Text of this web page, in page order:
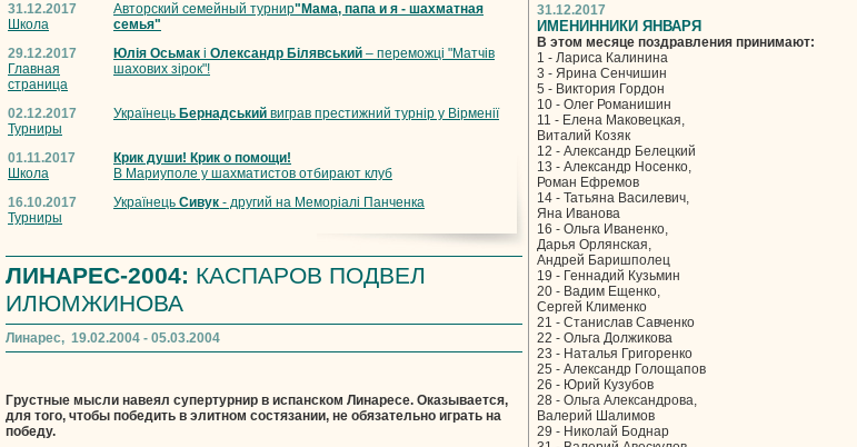
31.12.2017
Школа
Авторский семейный турнир"Мама, папа и я - шахматная
семья"
29.12.2017
Главная
страница
Юлія Осьмак і Олександр Білявський – переможці "Матчів
шахових зірок"!
02.12.2017
Турниры
Українець Бернадський виграв престижний турнір у Вірменії
01.11.2017
Школа
Крик души! Крик о помощи!
В Мариуполе у шахматистов отбирают клуб
16.10.2017
Турниры
Українець Сивук - другий на Меморіалі Панченка
ЛИНАРЕС-2004: КАСПАРОВ ПОДВЕЛ
ИЛЮМЖИНОВА
Линарес, 19.02.2004 - 05.03.2004
Грустные мысли навеял супертурнир в испанском Линаресе. Оказывается,
для того, чтобы победить в элитном состязании, не обязательно играть на
победу.
31.12.2017
ИМЕНИННИКИ ЯНВАРЯ
В этом месяце поздравления принимают:
1 - Лариса Калинина
3 - Ярина Сенчишин
5 - Виктория Гордон
10 - Олег Романишин
11 - Елена Маковецкая,
Виталий Козяк
12 - Александр Белецкий
13 - Александр Носенко,
Роман Ефремов
14 - Татьяна Василевич,
Яна Иванова
16 - Ольга Иваненко,
Дарья Орлянская,
Андрей Баришполец
19 - Геннадий Кузьмин
20 - Вадим Ещенко,
Сергей Клименко
21 - Станислав Савченко
22 - Ольга Должикова
23 - Наталья Григоренко
25 - Александр Голощапов
26 - Юрий Кузубов
28 - Ольга Александрова,
Валерий Шалимов
29 - Николай Боднар